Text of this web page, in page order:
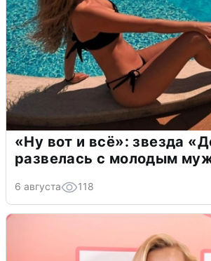
«Ну вот и всё»: звезда
развелась с молодым
6 августа 118